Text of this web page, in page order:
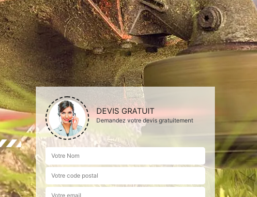
DEVIS GRATUIT
Demandez votre devis gratuitement